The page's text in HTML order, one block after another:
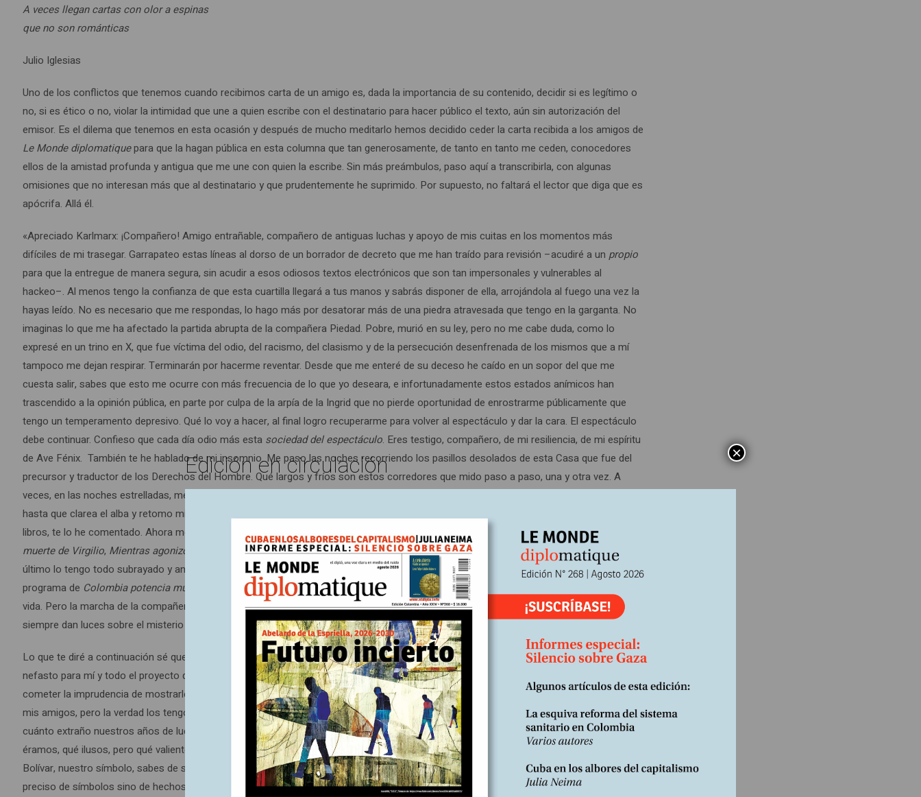
A veces llegan cartas con olor a espinas
que no son románticas
Julio Iglesias
Uno de los conflictos que tenemos cuando recibimos carta de un amigo es, dada la importancia de su contenido, decidir si es legítimo o
no, si es ético o no, violar la intimidad que une a quien escribe con el destinatario para hacer público el texto, aún sin autorización del
emisor. Es el dilema que tenemos en esta ocasión y después de mucho meditarlo hemos decidido ceder la carta recibida a los amigos de
Le Monde diplomatiquepara que la hagan pública en esta columna que tan generosamente, de tanto en tanto me ceden, conocedores
ellos de la amistad profunda y antigua que me une con quien la escribe. Sin más preámbulos, paso aquí a transcribirla, con algunas
omisiones que no interesan más que al destinatario y que prudentemente he suprimido. Por supuesto, no faltará el lector que diga que es
apócrifa. Allá él.
«Apreciado Karlmarx: ¡Compañero! Amigo entrañable, compañero de antiguas luchas y apoyo de mis cuitas en los momentos más
difíciles de mi trasegar. Garrapateo estas líneas al dorso de un borrador de decreto que me han traído para revisión –acudiré a un propio
para que la entregue de manera segura, sin acudir a esos odiosos textos electrónicos que son tan impersonales y vulnerables al
hackeo–. Al menos tengo la confianza de que esta cuartilla llegará a tus manos y sabrás disponer de ella, arrojándola al fuego una vez la
hayas leído. No es necesario que me respondas, lo hago más por desatorar más de una piedra atravesada que tengo en la garganta. No
imaginas lo que me ha afectado la partida abrupta de la compañera Piedad. Pobre, murió en su ley, pero no me cabe duda, como lo
expresé en un trino en X, que fue víctima del odio, del racismo, del clasismo y de la persecución desenfrenada de los mismos que a mí
tampoco me dejan respirar. Terminarán por hacerme reventar. Desde que me enteré de su deceso he caído en un sopor del que me
cuesta salir, sabes que esto me ocurre con más frecuencia de lo que yo deseara, e infortunadamente estos estados anímicos han
trascendido a la opinión pública, en parte por culpa de la arpía de la Ingrid que no pierde oportunidad de enrostrarme públicamente que
tengo un temperamento depresivo. Qué lo voy a hacer, al final logro recuperarme para volver al espectáculo y dar la cara. El espectáculo
debe continuar. Confieso que cada día odio más esta sociedad del espectáculo. Eres testigo, compañero, de mi resiliencia, de mi espíritu
de Ave Fénix. También te he hablado de mi insomnio. Me paso las noches recorriendo los pasillos desolados de esta Casa que fue del
precursor y traductor de los Derechos del Hombre. Qué largos y fríos son estos corredores que mido paso a paso, una y otra vez. A
veces, en las noches estrelladas, me escabullo por el jardín hasta el observatorio astronómico de Mutis y Caldas y me encaramo allá
hasta que clarea el alba y retomo mis funciones, que confieso, cada día me agobian más. ¿Cuál es mi refugio? Los libros, siempre los
libros, te lo he comentado. Ahora me ha dado por releer diversos autores, sobre la mesa de noche tengo a Broch, su maravillosa
muerte de Virgilio, Mientras agonizo de Faulkner,La muerte de Artemio Cruzde Fuentes y lasMeditaciones
de Marco Aurelio. Este
último lo tengo todo subrayado y anotado; jamás me abandona y siempre reconforta. Es curioso, ¿no? Yo, que soy el impulsor del
programa de Colombia potencia mundial de la vida ande leyendo tanto sobre la muerte y el balance que hace todo hombre al final de la
vida. Pero la marcha de la compañera hacia la trascendencia me ha puesto en trance reflexivo y por eso recurro a estos textos que
siempre dan luces sobre el misterio de la vida.
Lo que te diré a continuación sé que sabrás comprenderlo, y te pido que lo mantengas en el mayor sigilo pues si trascendiera sería
nefasto para mí y todo el proyecto que ahora sostengo sobre mis hombros, como un Atlas flacuchento. Por ningún motivo vayas a
cometer la imprudencia de mostrarle esta carta a tus amigos dedesdeabajoyLe Monde diplomatique
que te la raparán de la mano. Son
mis amigos, pero la verdad los tengo bastante olvidados en medio de tanta obligación que me agobia. Bueno, aquí te lo suelto: ¡No sabes
cuánto extraño nuestros años de lucha con el movimiento que llevaba por nombre el día de mi cumpleaños! ¡Ah!, ¡qué románticos
éramos, qué ilusos, pero qué valientes y decididos para ir hasta el final en el propósito bolivariano, nacionalista y popular! La espada de
Bolívar, nuestro símbolo, sabes de sobra que la hice traer para que presida mi trabajo a cada momento. Es un símbolo, pero ahora no
preciso de símbolos sino de hechos, de logros, de cambios verdaderos y veo con rabia y con tristeza, con desconcierto y estupefacción
Edición en circulación ×